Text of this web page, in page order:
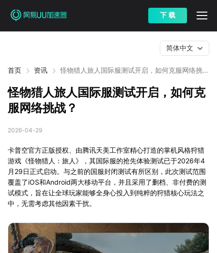
下 载
首页 资讯
怪物猎人旅人国际服测试开启，如何克服网络挑
简体中文
怪物猎人旅人国际服测试开启，如何克
服网络挑战？
2026-04-29
卡普空官方正版授权、由腾讯天美工作室精心打造的掌机风格狩猎
游戏《怪物猎人：旅人》，其国际服的抢先体验测试已于2026年4
月29日正式启动。与之前的国服封闭测试有所区别，此次测试范围
覆盖了iOS和Android两大移动平台，并且采用了删档、非付费的测
试模式，旨在让全球玩家能够全身心投入到纯粹的狩猎核心玩法之
中，无需考虑其他因素干扰。